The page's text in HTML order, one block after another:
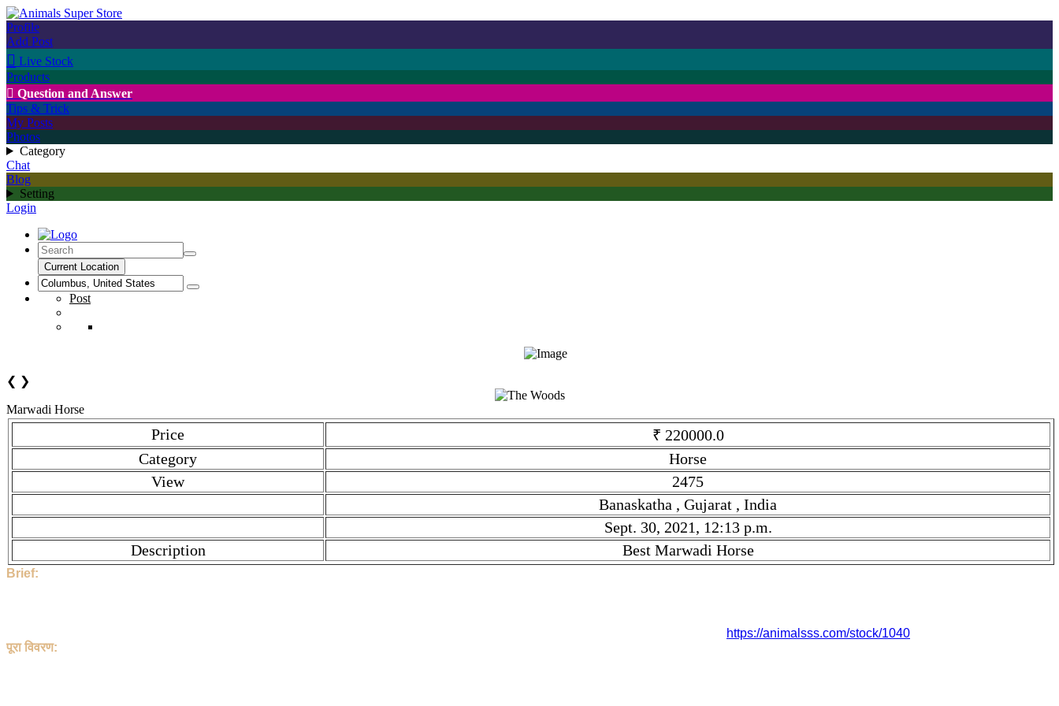
Profile
Add Post
 Live Stock
Products
 Question and Answer
Tips & Trick
My Posts
Photos
Category
Chat
Blog
Setting
Login
Current Location
Post
❮ ❯
Marwadi Horse
Price
₹ 220000.0
Category
Horse
View
2475
Banaskatha , Gujarat , India
Sept. 30, 2021, 12:13 p.m.
Description
Best Marwadi Horse
Brief:
https://animalsss.com/stock/1040
पूरा विवरण: